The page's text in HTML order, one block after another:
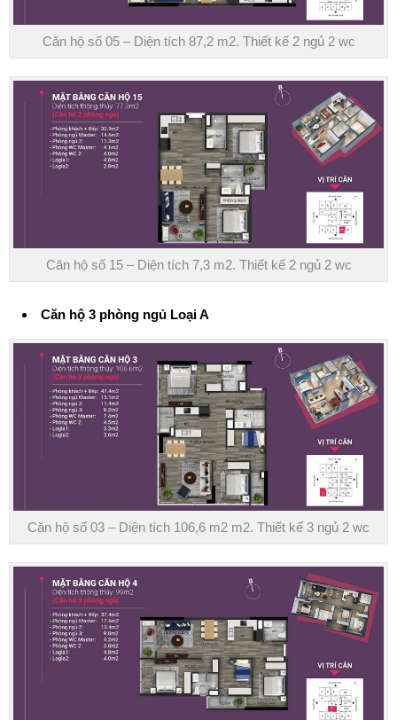
Căn hộ số 05 – Diện tích 87,2 m2. Thiết kế 2 ngủ 2 wc
Căn hộ số 15 – Diện tích 7,3 m2. Thiết kế 2 ngủ 2 wc
Căn hộ 3 phòng ngủ Loại A
Căn hộ số 03 – Diện tích 106,6 m2 m2. Thiết kế 3 ngủ 2 wc